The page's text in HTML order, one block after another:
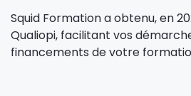
Squid Formation a obtenu, en
Qualiopi, facilitant vos
financements de votre